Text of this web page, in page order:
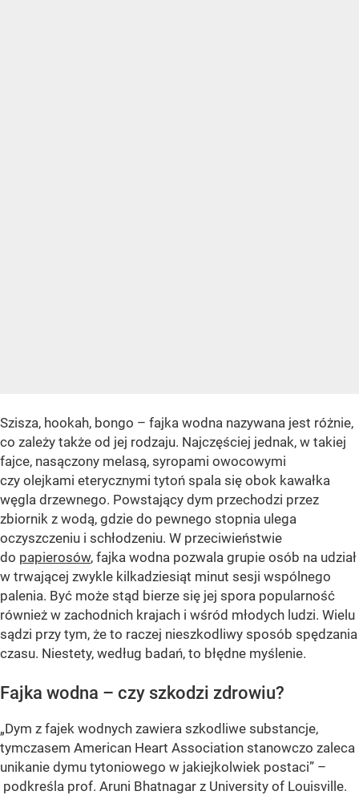
Szisza, hookah, bongo – fajka wodna nazywana jest różnie,
co zależy także od jej rodzaju. Najczęściej jednak, w takiej
fajce, nasączony melasą, syropami owocowymi
czy olejkami eterycznymi tytoń spala się obok kawałka
węgla drzewnego. Powstający dym przechodzi przez
zbiornik z wodą, gdzie do pewnego stopnia ulega
oczyszczeniu i schłodzeniu. W przeciwieństwie
do papierosów, fajka wodna pozwala grupie osób na udział
w trwającej zwykle kilkadziesiąt minut sesji wspólnego
palenia. Być może stąd bierze się jej spora popularność
również w zachodnich krajach i wśród młodych ludzi. Wielu
sądzi przy tym, że to raczej nieszkodliwy sposób spędzania
czasu. Niestety, według badań, to błędne myślenie.
Fajka wodna – czy szkodzi zdrowiu?
„Dym z fajek wodnych zawiera szkodliwe substancje,
tymczasem American Heart Association stanowczo zaleca
unikanie dymu tytoniowego w jakiejkolwiek postaci” –
podkreśla prof. Aruni Bhatnagar z University of Louisville.